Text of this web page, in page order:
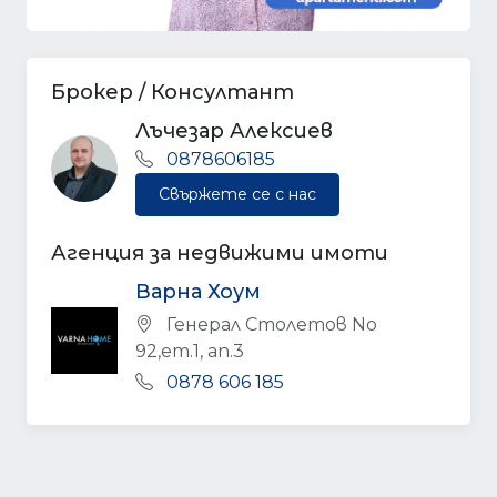
Брокер / Консултант
Лъчезар Алексиев
0878606185
Свържете се с нас
Агенция за недвижими имоти
Варна Хоум
Генерал Столетов No
92,ет.1, ап.3
0878 606 185